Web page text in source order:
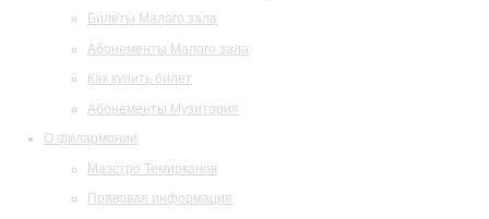
Билеты Малого зала
Абонементы Малого зала
Как купить билет
Абонементы Музитория
О филармонии
Маэстро Темирканов
Правовая информация